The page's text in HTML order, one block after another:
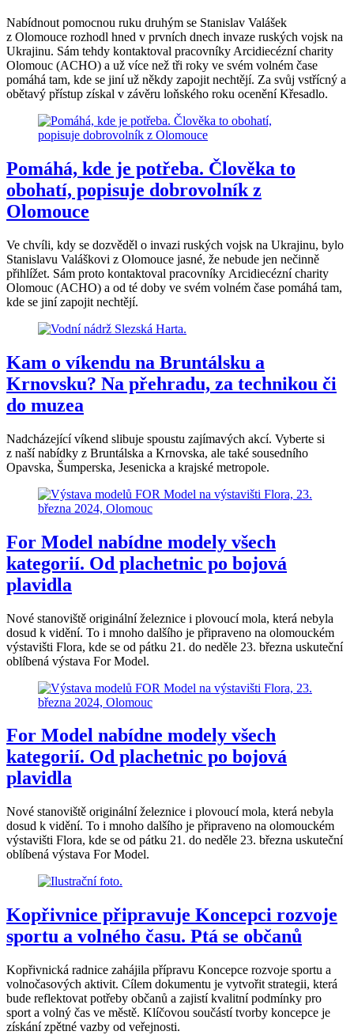
Nabídnout pomocnou ruku druhým se Stanislav Valášek
z Olomouce rozhodl hned v prvních dnech invaze ruských vojsk na
Ukrajinu. Sám tehdy kontaktoval pracovníky Arcidiecézní charity
Olomouc (ACHO) a už více než tři roky ve svém volném čase
pomáhá tam, kde se jiní už někdy zapojit nechtějí. Za svůj vstřícný a
obětavý přístup získal v závěru loňského roku ocenění Křesadlo.
Pomáhá, kde je potřeba. Člověka to
obohatí, popisuje dobrovolník z
Olomouce
Ve chvíli, kdy se dozvěděl o invazi ruských vojsk na Ukrajinu, bylo
Stanislavu Valáškovi z Olomouce jasné, že nebude jen nečinně
přihlížet. Sám proto kontaktoval pracovníky Arcidiecézní charity
Olomouc (ACHO) a od té doby ve svém volném čase pomáhá tam,
kde se jiní zapojit nechtějí.
Kam o víkendu na Bruntálsku a
Krnovsku? Na přehradu, za technikou či
do muzea
Nadcházející víkend slibuje spoustu zajímavých akcí. Vyberte si
z naší nabídky z Bruntálska a Krnovska, ale také sousedního
Opavska, Šumperska, Jesenicka a krajské metropole.
For Model nabídne modely všech
kategorií. Od plachetnic po bojová
plavidla
Nové stanoviště originální železnice i plovoucí mola, která nebyla
dosud k vidění. To i mnoho dalšího je připraveno na olomouckém
výstavišti Flora, kde se od pátku 21. do neděle 23. března uskuteční
oblíbená výstava For Model.
For Model nabídne modely všech
kategorií. Od plachetnic po bojová
plavidla
Nové stanoviště originální železnice i plovoucí mola, která nebyla
dosud k vidění. To i mnoho dalšího je připraveno na olomouckém
výstavišti Flora, kde se od pátku 21. do neděle 23. března uskuteční
oblíbená výstava For Model.
Kopřivnice připravuje Koncepci rozvoje
sportu a volného času. Ptá se občanů
Kopřivnická radnice zahájila přípravu Koncepce rozvoje sportu a
volnočasových aktivit. Cílem dokumentu je vytvořit strategii, která
bude reflektovat potřeby občanů a zajistí kvalitní podmínky pro
sport a volný čas ve městě. Klíčovou součástí tvorby koncepce je
získání zpětné vazby od veřejnosti.